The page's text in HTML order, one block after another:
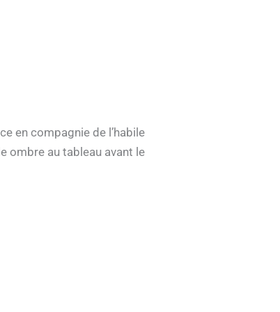
en compagnie de l’habile
ombre au tableau avant le